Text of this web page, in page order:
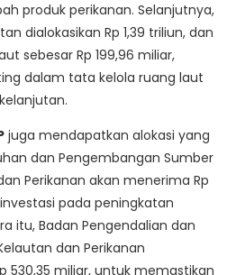
produk perikanan. Selanjutnya,
dialokasikan Rp 1,39 triliun, dan
sebesar Rp 199,96 miliar,
dalam tata kelola ruang laut
juga mendapatkan alokasi yang
dan Pengembangan Sumber
Perikanan akan menerima Rp
pada peningkatan
itu, Badan Pengendalian dan
dan Perikanan
530,35 miliar, untuk memastikan